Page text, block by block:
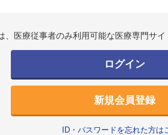
、医療従事者のみ利用可能な医療専門サイ
ログイン
新規会員登録
ID・パスワードを忘れた方は